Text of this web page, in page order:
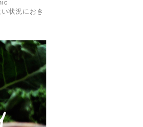
状況におき